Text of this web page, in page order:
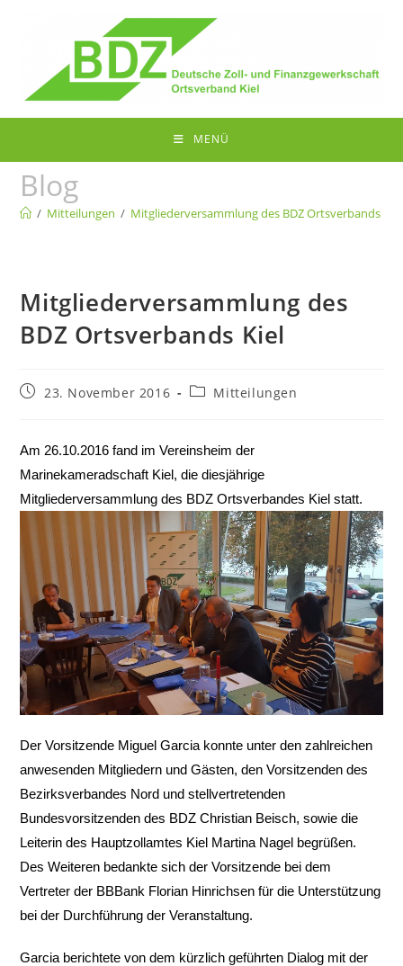
MENÜ
Blog
/ Mitteilungen / Mitgliederversammlung des BDZ Ortsverbands Kiel
Mitgliederversammlung des
BDZ Ortsverbands Kiel
Beitrag23. November 2016
Beitrags-
Mitteilungen
Am 26.10.2016 fand im Vereinsheim der
Marinekameradschaft Kiel, die diesjährige
Mitgliederversammlung des BDZ Ortsverbandes Kiel statt.
Der Vorsitzende Miguel Garcia konnte unter den zahlreichen
anwesenden Mitgliedern und Gästen, den Vorsitzenden des
Bezirksverbandes Nord und stellvertretenden
Bundesvorsitzenden des BDZ Christian Beisch, sowie die
Leiterin des Hauptzollamtes Kiel Martina Nagel begrüßen.
Des Weiteren bedankte sich der Vorsitzende bei dem
Vertreter der BBBank Florian Hinrichsen für die Unterstützung
bei der Durchführung der Veranstaltung.
Garcia berichtete von dem kürzlich geführten Dialog mit der